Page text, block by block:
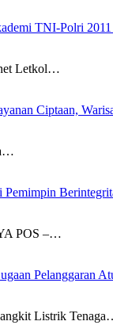
TNI-Polri
Letkol…
Ciptaan,
POS –…
Pelanggaran
Listrik